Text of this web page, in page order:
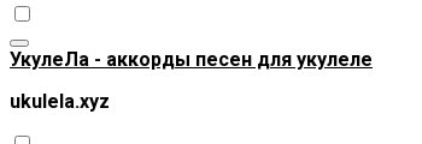
УкулеЛа - аккорды песен для укулеле
ukulela.xyz